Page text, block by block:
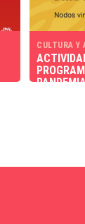
CULTURA Y